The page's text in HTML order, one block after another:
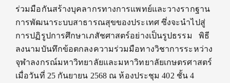
ร่วมมือกันสร้างบุคลากรทางการแพทย์และวางรากฐาน
การพัฒนาระบบสาธารณสุขของประเทศ ซึ่งจะนำไปสู่
การปฏิรูปการศึกษาเภสัชศาสตร์อย่างเป็นรูปธรรม พิธี
ลงนามบันทึกข้อตกลงความร่วมมือทางวิชาการระหว่าง
จุฬาลงกรณ์มหาวิทยาลัยและมหาวิทยาลัยเกษตรศาสตร์
เมื่อวันที่ 25 กันยายน 2568 ณ ห้องประชุม 402 ชั้น 4